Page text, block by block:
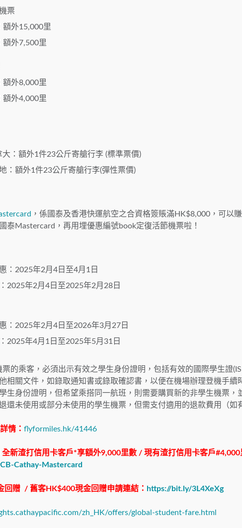
票
額外15,000里
額外7,500里
額外8,000里
額外4,000里
：額外1件23公斤寄艙行李 (標準票價)
：額外1件23公斤寄艙行李(彈性票價)
，係國泰及香港快運航空之合資格簽賬滿HK$8,000，可以
泰Mastercard，再用埋優惠編號book定復活節機票啦！
：2025年2月4日至4月1日
2025年2月4日至2025年2月28日
：2025年2月4日至2026年3月27日
2025年4月1日至2025年5月31日
的乘客，必須出示有效之學生身份證明，包括有效的國際學生證
相關文件，如錄取通知書或錄取確認書，以便在機場辦理登機手續
生身份證明，但希望乘搭同一航班，則需要購買新的非學生機票，
還未使用或部分未使用的學生機票，但需支付適用的退款費用（如
情： flyformiles.hk/41446
新渣打信用卡客戶*享額外9,000里數 / 現有渣打信用卡客戶#4,000
Cathay-Mastercard
回贈 / 舊客HK$400現金回贈申請連結： https://bit.ly/3L4XeXg
zh_HK/offers/global-student-fare.html